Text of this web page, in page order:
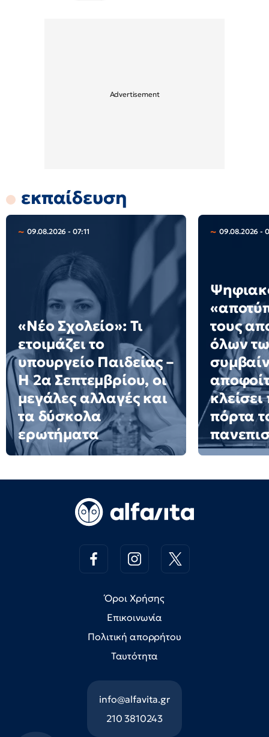
εκπαίδευση
09.08.2026 - 07:11
«Νέο Σχολείο»: Τι
ετοιμάζει το
υπουργείο Παιδείας –
Η 2α Σεπτεμβρίου, οι
μεγάλες αλλαγές και
τα δύσκολα
ερωτήματα
09.08.2026 -
τους
όλων
πόρτα
Όροι Χρήσης
Επικοινωνία
Πολιτική απορρήτου
Ταυτότητα
info@alfavita.gr
210 3810243